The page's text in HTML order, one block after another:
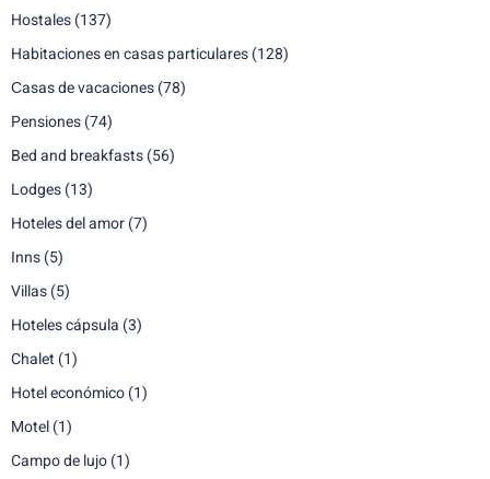
Hostales (137)
Habitaciones en casas particulares (128)
Сasas de vacaciones (78)
Pensiones (74)
Bed and breakfasts (56)
Lodges (13)
Hoteles del amor (7)
Inns (5)
Villas (5)
Hoteles cápsula (3)
Chalet (1)
Hotel económico (1)
Motel (1)
Campo de lujo (1)